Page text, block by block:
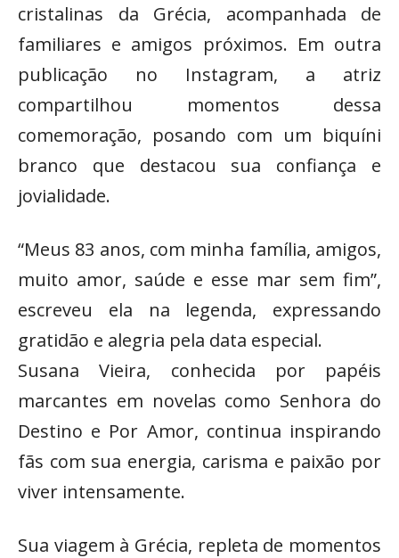
cristalinas da Grécia, acompanhada de
familiares e amigos próximos. Em outra
publicação no Instagram, a atriz
compartilhou momentos dessa
comemoração, posando com um biquíni
branco que destacou sua confiança e
jovialidade.
“Meus 83 anos, com minha família, amigos,
muito amor, saúde e esse mar sem fim”,
escreveu ela na legenda, expressando
gratidão e alegria pela data especial.
Susana Vieira, conhecida por papéis
marcantes em novelas como Senhora do
Destino e Por Amor, continua inspirando
fãs com sua energia, carisma e paixão por
viver intensamente.
Sua viagem à Grécia, repleta de momentos